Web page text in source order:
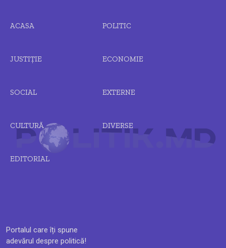
Portalul care îți spune
adevărul despre politică!
ACASA POLITIC
JUSTIȚIE ECONOMIE
SOCIAL EXTERNE
CULTURĂ DIVERSE
EDITORIAL